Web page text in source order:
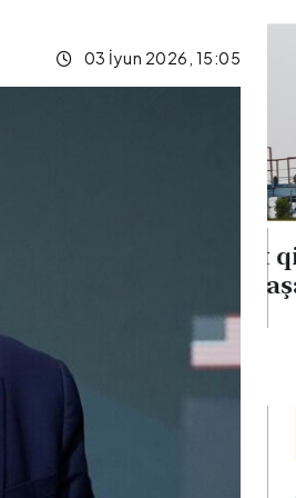
03 İyun 2026, 15:05